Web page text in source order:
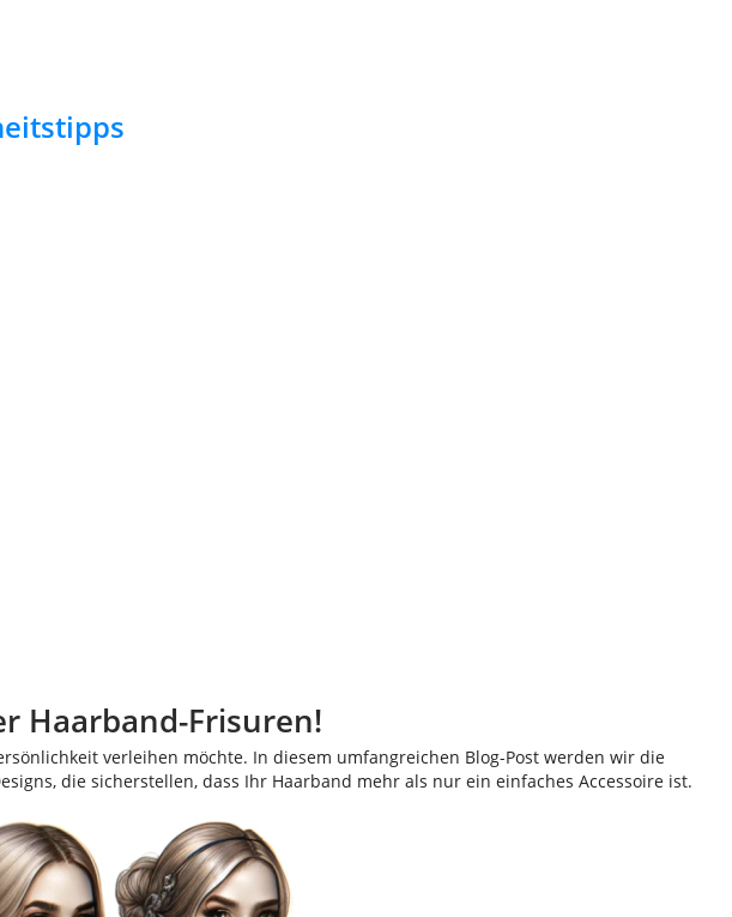
Haarband-Frisuren!
verleihen möchte. In diesem umfangreichen Blog-Post werden wir die
die sicherstellen, dass Ihr Haarband mehr als nur ein einfaches Accessoire ist.